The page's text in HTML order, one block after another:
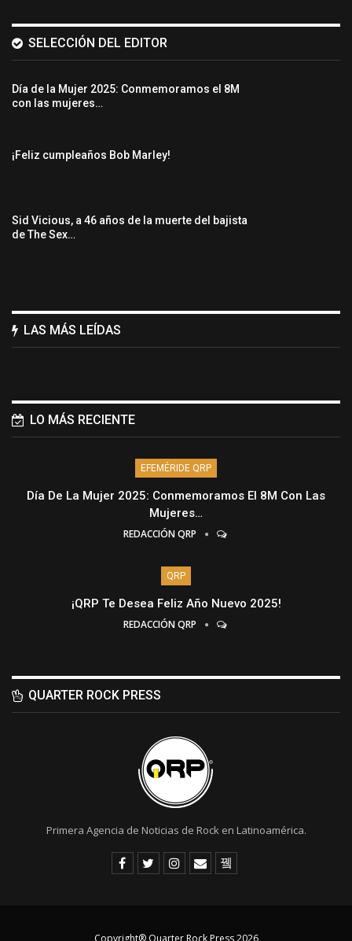
SELECCIÓN DEL EDITOR
Día de la Mujer 2025: Conmemoramos el 8M
con las mujeres…
¡Feliz cumpleaños Bob Marley!
Sid Vicious, a 46 años de la muerte del bajista
de The Sex…
LAS MÁS LEÍDAS
LO MÁS RECIENTE
EFEMÉRIDE QRP
Día De La Mujer 2025: Conmemoramos El 8M Con Las
Mujeres…
REDACCIÓN QRP
QRP
¡QRP Te Desea Feliz Año Nuevo 2025!
REDACCIÓN QRP
QUARTER ROCK PRESS
Primera Agencia de Noticias de Rock en Latinoamérica.